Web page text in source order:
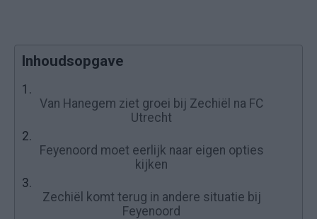
Inhoudsopgave
1.
Van Hanegem ziet groei bij Zechiël na FC
Utrecht
2.
Feyenoord moet eerlijk naar eigen opties
kijken
3.
Zechiël komt terug in andere situatie bij
Feyenoord